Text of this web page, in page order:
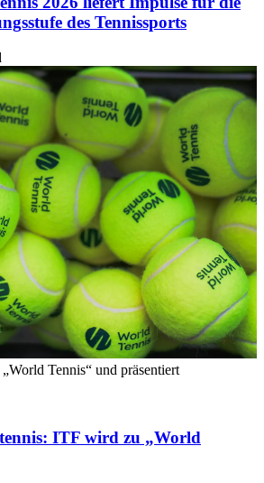
des Tennissports
Tennis“ und präsentiert
ITF wird zu „World